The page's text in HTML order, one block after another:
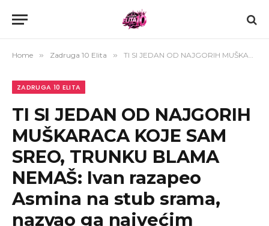
Home » Zadruga 10 Elita » TI SI JEDAN OD NAJGORIH MUŠKARACA KOJE SAM SREO, TRUNKU BLAMA NEMAŠ: Ivan razapeo Asmina na stub srama, nazvao ga najvećim BLAMOM, pa istakao: SROZAO SI SVOJ RENOME, A MAJU UVUKAO U SVOJE BLATO! (VIDEO)
ZADRUGA 10 ELITA
TI SI JEDAN OD NAJGORIH
MUŠKARACA KOJE SAM
SREO, TRUNKU BLAMA
NEMAŠ: Ivan razapeo
Asmina na stub srama,
nazvao ga najvećim